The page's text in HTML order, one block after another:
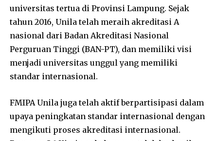
universitas tertua di Provinsi Lampung. Sejak
tahun 2016, Unila telah meraih akreditasi A
nasional dari Badan Akreditasi Nasional
Perguruan Tinggi (BAN-PT), dan memiliki visi
menjadi universitas unggul yang memiliki
standar internasional.
FMIPA Unila juga telah aktif berpartisipasi dalam
upaya peningkatan standar internasional dengan
mengikuti proses akreditasi internasional.